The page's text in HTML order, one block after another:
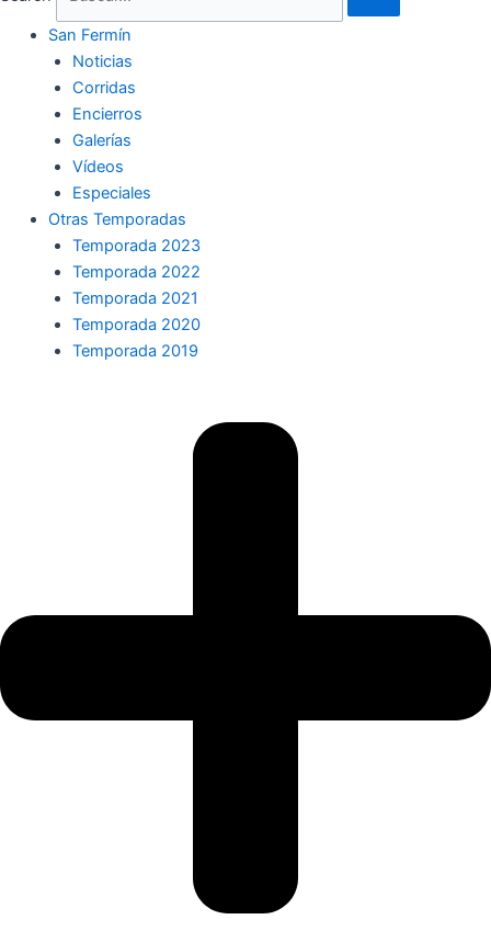
San Fermín
Noticias
Corridas
Encierros
Galerías
Vídeos
Especiales
Otras Temporadas
Temporada 2023
Temporada 2022
Temporada 2021
Temporada 2020
Temporada 2019